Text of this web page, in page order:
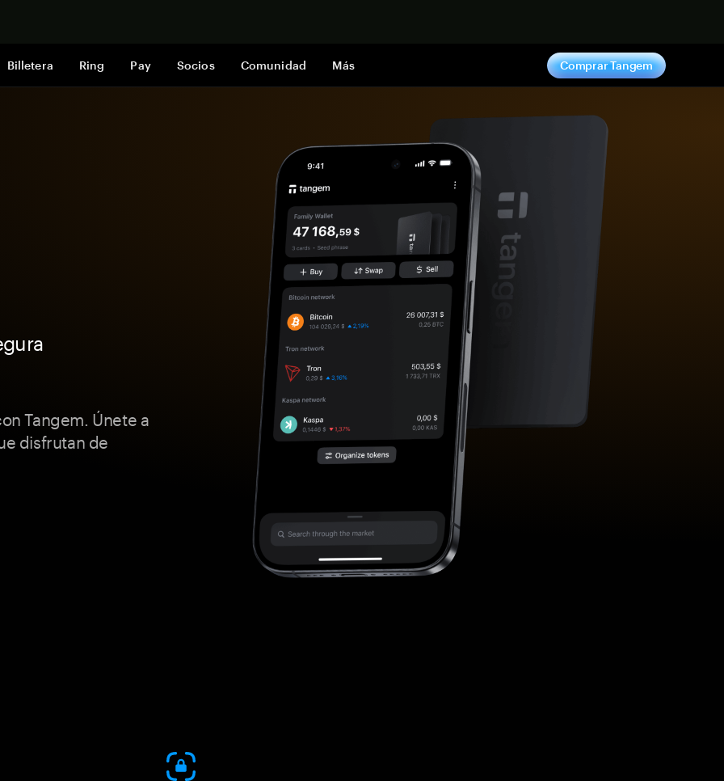
Billetera Ring Pay Socios Comunidad Más Comprar Tangem
Tangem. Únete a
disfrutan de